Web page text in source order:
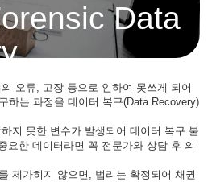
Data
오류, 고장 등으로 인하여 못쓰게 되어
하는 과정을 데이터 복구(Data Recovery)
지 못한 변수가 발생되어 데이터 복구 불
요한 데이터라면 꼭 전문가와 상담 후 의
제가히지 않으면, 법리는 확정되어 채권